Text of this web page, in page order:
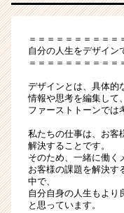
＝＝＝＝＝＝＝＝＝＝
自分の人生をデザイン
＝＝＝＝＝＝＝＝＝＝
デザインとは、具体的
情報や思考を編集して
ファーストトーンでは
私たちの仕事は、お客
解決することです。
そのため、一緒に働く
お客様の課題を解決す
中で、
自分自身の人生もより
と思っています。